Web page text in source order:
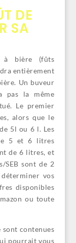
DE
SA
à bière (fûts
entièrement
Un buveur
pas la même
Le premier
alors que le
5l ou 6 l. Les
5 et 6 litres
de 6 litres, et
SEB sont de 2
vos
disponibles
ou toute
contenues
pourrait vous